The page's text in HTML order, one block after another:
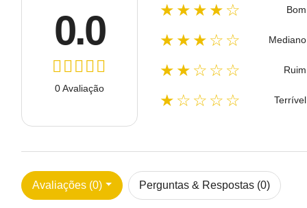
0.0
0 Avaliação
★★★★☆ Bom
★★★☆☆ Mediano
★★☆☆☆ Ruim
★☆☆☆☆ Terrível
Avaliações (0) Perguntas & Respostas (0)